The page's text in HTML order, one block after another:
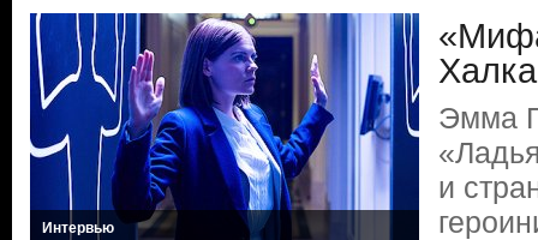
Интервью
Эмма
и